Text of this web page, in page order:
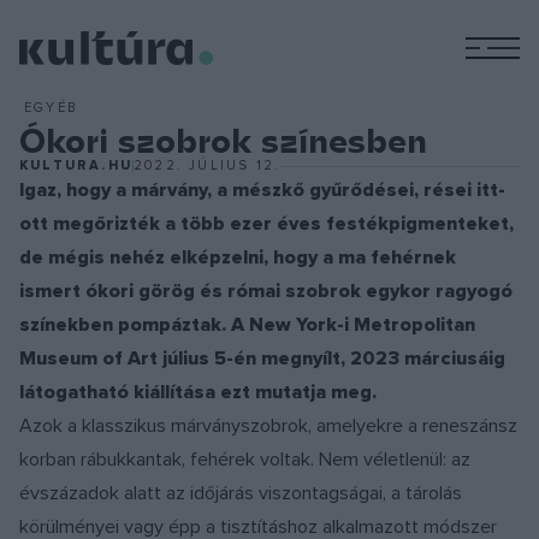
EGYÉB
Ókori szobrok színesben
KULTURA.HU 2022. JÚLIUS 12.
Igaz, hogy a márvány, a mészkő gyűrődései, rései itt-
ott megőrizték a több ezer éves festékpigmenteket,
de mégis nehéz elképzelni, hogy a ma fehérnek
ismert ókori görög és római szobrok egykor ragyogó
színekben pompáztak. A New York-i Metropolitan
Museum of Art július 5-én megnyílt, 2023 márciusáig
látogatható kiállítása ezt mutatja meg.
Azok a klasszikus márványszobrok, amelyekre a reneszánsz
korban rábukkantak, fehérek voltak. Nem véletlenül: az
évszázadok alatt az időjárás viszontagságai, a tárolás
körülményei vagy épp a tisztításhoz alkalmazott módszer